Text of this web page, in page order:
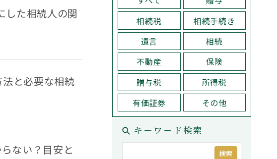
コーポレートサイト プライバシーポリシー
ない遺言の残し方
Why Choose Us
選ばれる理由
した相続人の関
と必要な相続
ない？目安と
相続税
相続手続き
遺言
相続
不動産
保険
贈与税
所得税
有価証券
その他
キーワード検索
検索